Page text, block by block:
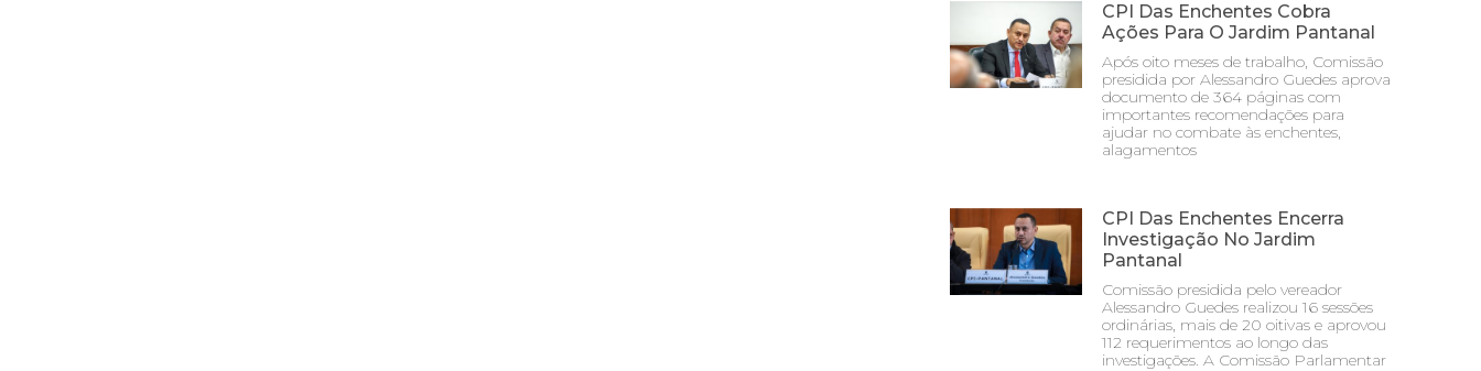
CPI Das Enchentes Cobra
Ações Para O Jardim Pantanal
Após oito meses de trabalho, Comissão
presidida por Alessandro Guedes aprova
documento de 364 páginas com
importantes recomendações para
ajudar no combate às enchentes,
alagamentos
CPI Das Enchentes Encerra
Investigação No Jardim
Pantanal
Comissão presidida pelo vereador
Alessandro Guedes realizou 16 sessões
ordinárias, mais de 20 oitivas e aprovou
112 requerimentos ao longo das
investigações. A Comissão Parlamentar